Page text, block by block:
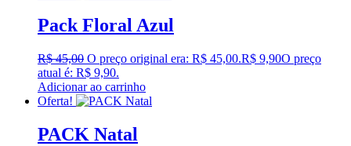
Pack Floral Azul
R$45,00 O preço original era: R$ 45,00.R$ 9,90O preço
atual é: R$ 9,90.
Adicionar ao carrinho
Oferta!
PACK Natal